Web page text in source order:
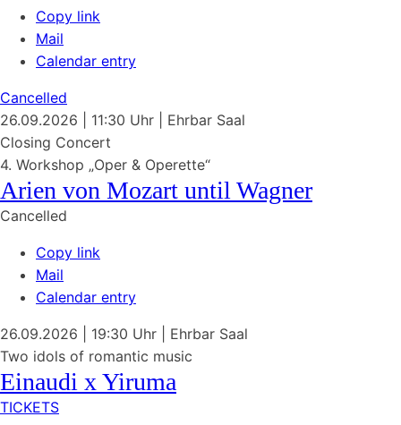
Copy link
Mail
Calendar entry
Cancelled
26.09.2026
| 11:30 Uhr
Ehrbar Saal
Closing Concert
4. Workshop „Oper & Operette“
Arien von Mozart until Wagner
Cancelled
Copy link
Mail
Calendar entry
26.09.2026 | 19:30 Uhr
Ehrbar Saal
Two idols of romantic music
Einaudi x Yiruma
TICKETS